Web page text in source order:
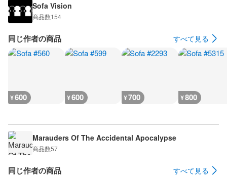
Sofa Vision
商品数154
同じ作者の商品 すべて見る
¥600 ¥600 ¥700 ¥800
Marauders Of The Accidental Apocalypse
商品数57
同じ作者の商品 すべて見る